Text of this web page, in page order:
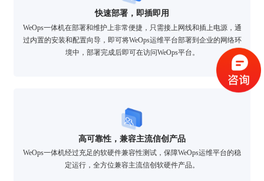
快速部署，即插即用
WeOps一体机在部署和维护上非常便捷，只需接上网线和插上电源，通
过内置的安装和配置向导，即可将WeOps运维平台部署到企业的网络环
境中，部署完成后即可在访问WeOps平台。
高可靠性，兼容主流信创产品
WeOps一体机经过充足的软硬件兼容性测试，保障WeOps运维平台的稳
定运行，全方位兼容主流信创软硬件产品。
密码登录
获取验证码
登录
还没有账号？立即注册